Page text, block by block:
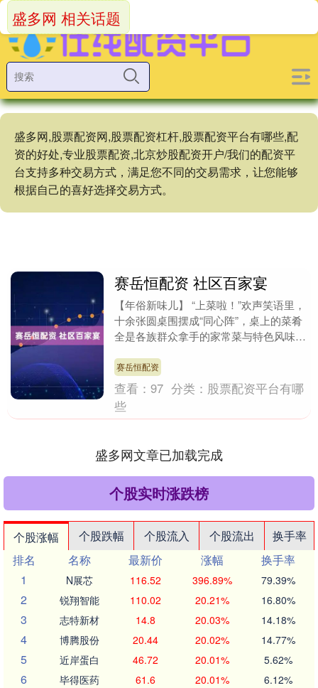
盛多网,股票配资网,股票配资杠杆,股票配资平台有哪些,配
资的好处,专业股票配资,北京炒股配资开户/我们的配资平
台支持多种交易方式，满足您不同的交易需求，让您能够
根据自己的喜好选择交易方式。
盛多网 相关话题
赛岳恒配资 社区百家宴
【年俗新味儿】 “上菜啦！”欢声笑语里，
十余张圆桌围摆成“同心阵”，桌上的菜肴
全是各族群众拿手的家常菜与特色风味。
高燃，大....
赛岳恒配资
查看：97 分类： 股票配资平台有哪
些
盛多网文章已加载完成
个股实时涨跌榜
个股涨幅 个股跌幅 个股流入 个股流出
换手率
排名
名称 最新价 涨幅
换手率
1
N展芯 116.52 396.89% 79.39%
2 锐翔智能 110.02 20.21% 16.80%
3 志特新材 14.8 20.03% 14.18%
4 博腾股份 20.44 20.02% 14.77%
5 近岸蛋白 46.72 20.01% 5.62%
6 毕得医药 61.6 20.01% 6.12%